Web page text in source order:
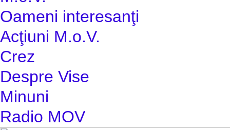
Oameni interesanţi
Acţiuni M.o.V.
Crez
Despre Vise
Minuni
Radio MOV